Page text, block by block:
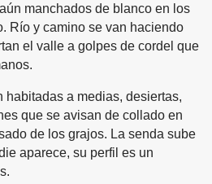
aún manchados de blanco en los
Río y camino se van haciendo
el valle a golpes de cordel que
habitadas a medias, desiertas,
que se avisan de collado en
de los grajos. La senda sube
aparece, su perfil es un